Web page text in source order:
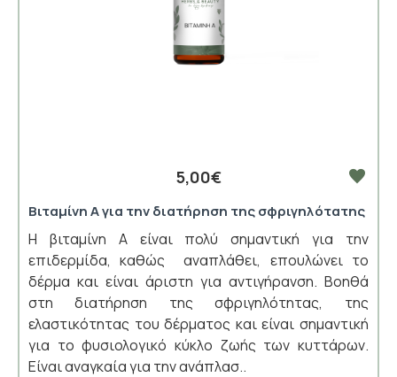
5,00€
Βιταμίνη Α για την διατήρηση της σφριγηλότατης
Η βιταμίνη Α είναι πολύ σημαντική για την
επιδερμίδα, καθώς αναπλάθει, επουλώνει το
δέρμα και είναι άριστη για αντιγήρανση. Βοηθά
στη διατήρηση της σφριγηλότητας, της
ελαστικότητας του δέρματος και είναι σημαντική
για το φυσιολογικό κύκλο ζωής των κυττάρων.
Είναι αναγκαία για την ανάπλασ..